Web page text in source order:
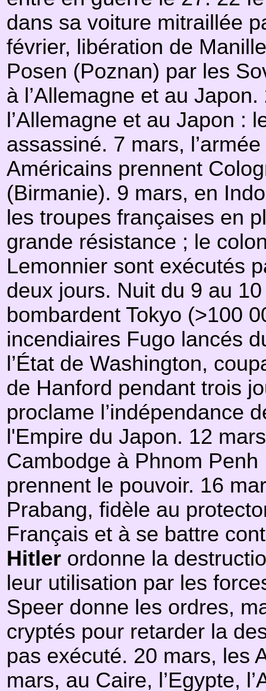
dans sa voiture mitraillée
février, libération de
Posen (Poznan) par les
à l’Allemagne et au
l’Allemagne et au Japon :
assassiné. 7 mars,
Américains prennent
(Birmanie). 9 mars, en
les troupes françaises en
grande résistance ; le
Lemonnier sont exécutés
deux jours. Nuit du 9 au
bombardent Tokyo (>100
incendiaires Fugo lancés
l’État de Washington,
de Hanford pendant trois
proclame l’indépendance
l'Empire du Japon. 12
Cambodge à Phnom
prennent le pouvoir. 16
Prabang, fidèle au
Français et à se battre
Hitler ordonne la
leur utilisation par les
Speer donne les ordres,
cryptés pour retarder la
pas exécuté. 20 mars, les
mars, au Caire, l’Egypte,